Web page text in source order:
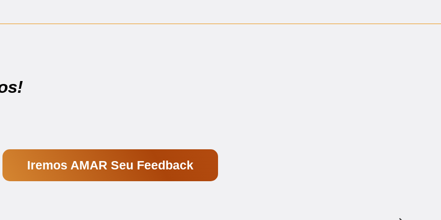
Iremos AMAR Seu Feedback